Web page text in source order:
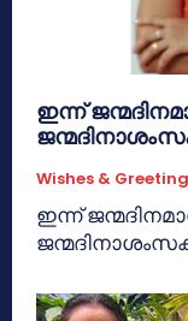
ഇന്ന്
Wishes &
ഇന്ന്